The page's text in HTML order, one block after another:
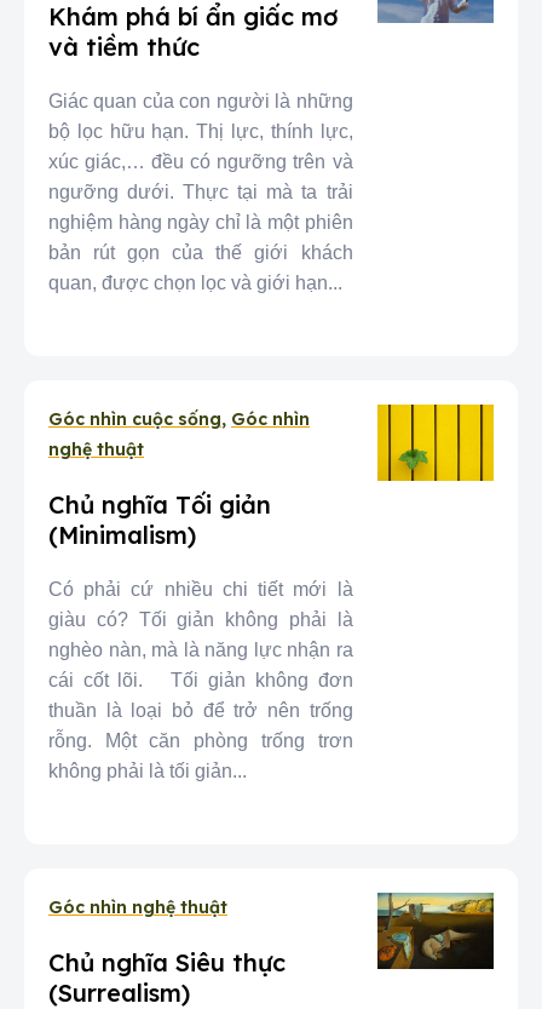
Khám phá bí ẩn giấc mơ
và tiềm thức
Giác quan của con người là những
bộ lọc hữu hạn. Thị lực, thính lực,
xúc giác,… đều có ngưỡng trên và
ngưỡng dưới. Thực tại mà ta trải
nghiệm hàng ngày chỉ là một phiên
bản rút gọn của thế giới khách
quan, được chọn lọc và giới hạn...
Góc nhìn cuộc sống, Góc nhìn
nghệ thuật
Chủ nghĩa Tối giản
(Minimalism)
Có phải cứ nhiều chi tiết mới là
giàu có? Tối giản không phải là
nghèo nàn, mà là năng lực nhận ra
cái cốt lõi. Tối giản không đơn
thuần là loại bỏ để trở nên trống
rỗng. Một căn phòng trống trơn
không phải là tối giản...
Góc nhìn nghệ thuật
Chủ nghĩa Siêu thực
(Surrealism)